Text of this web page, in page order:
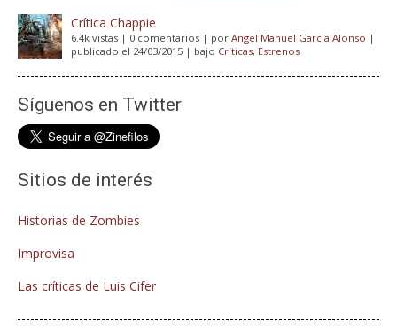
Crítica Chappie
6.4k vistas | 0 comentarios | por Angel Manuel Garcia Alonso |
publicado el 24/03/2015 | bajo Críticas, Estrenos
Síguenos en Twitter
Sitios de interés
Historias de Zombies
Improvisa
Las críticas de Luis Cifer